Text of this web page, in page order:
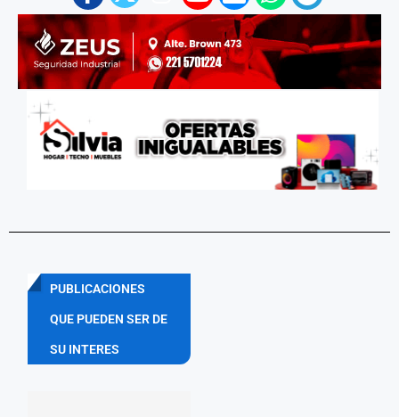
PUBLICACIONES
QUE PUEDEN SER DE
SU INTERES